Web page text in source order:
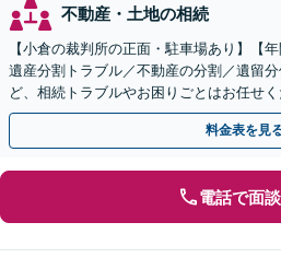
不動産・土地の相続
【小倉の裁判所の正面・駐車場あり】【
遺産分割トラブル／不動産の分割／遺留
ど、相続トラブルやお困りごとはお任せ
し、依頼者さまに有利な解決を目指しま
料金表を見
電話で面